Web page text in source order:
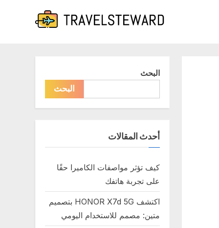
البحث
البحث
أحدث المقالات
كيف تؤثر مواصفات الكاميرا حقًا
على تجربة هاتفك
اكتشف HONOR X7d 5G بتصميم
متين: مصمم للاستخدام اليومي